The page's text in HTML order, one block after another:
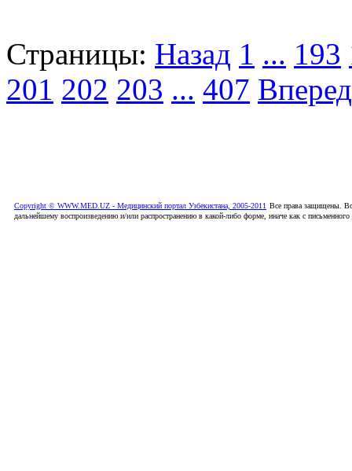
Страницы: Назад 1 ... 193
201 202 203 ... 407 Вперед
Copyright © WWW.MED.UZ - Медицинский портал Узбекистана, 2005-2011 Все права защищены.
дальнейшему воспроизведению и/или распространению в какой-либо форме, иначе как с